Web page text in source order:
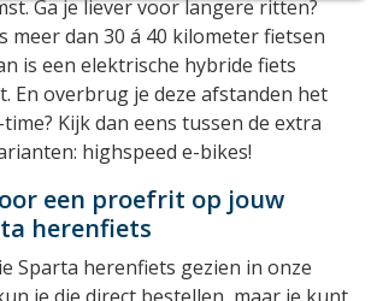
Ga je liever voor langere ritten?
meer dan 30 á 40 kilometer fietsen
is een elektrische hybride fiets
En overbrug je deze afstanden het
Kijk dan eens tussen de extra
highspeed e-bikes!
een proefrit op jouw
herenfiets
Sparta herenfiets gezien in onze